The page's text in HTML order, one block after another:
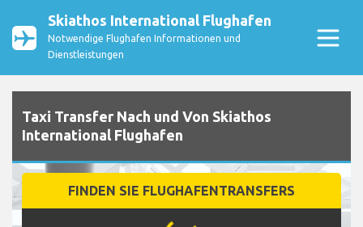
Skiathos International Flughafen
Notwendige Flughafen Informationen und
Dienstleistungen
Taxi Transfer Nach und Von Skiathos
International Flughafen
FINDEN SIE FLUGHAFENTRANSFERS